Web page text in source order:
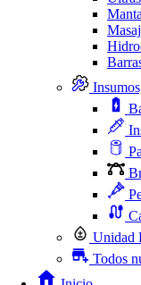
Unidad
Todos